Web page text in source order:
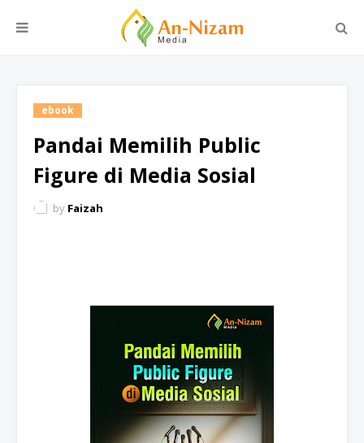
ebook
Pandai Memilih Public
Figure di Media Sosial
by Faizah